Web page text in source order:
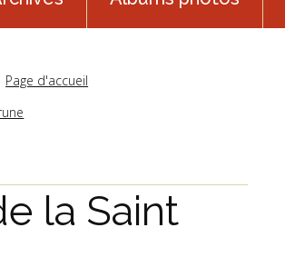
Page d'accueil
la Saint